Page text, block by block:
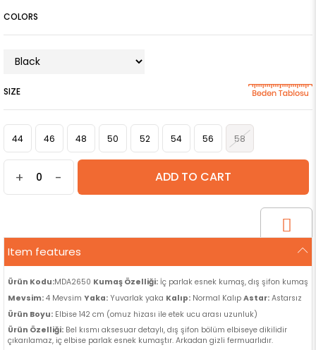
COLORS
SIZE
44 46 48 50 52 54 56 58
+ -
Item features
Ürün Kodu:MDA2650 Kumaş Özelliği: İç parlak esnek kumaş, dış şifon kumaş
Mevsim: 4 Mevsim Yaka: Yuvarlak yaka Kalıp: Normal Kalıp Astar: Astarsız
Ürün Boyu: Elbise 142 cm (omuz hizası ile etek ucu arası uzunluk)
Ürün Özelliği: Bel kısmı aksesuar detaylı, dış şifon bölüm elbiseye dikilidir
çıkarılamaz, iç elbise parlak esnek kumaştır. Arkadan gizli fermuarlıdır.